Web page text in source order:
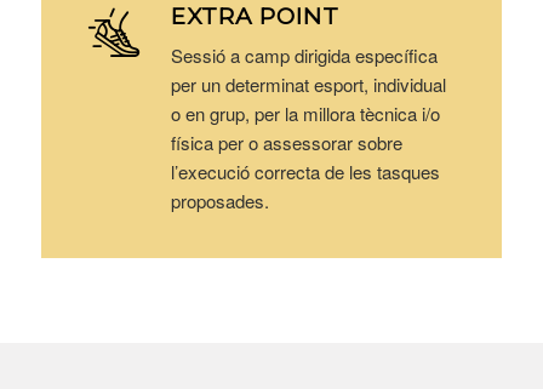
EXTRA POINT
Sessió a camp dirigida específica
per un determinat esport, individual
o en grup, per la millora tècnica i/o
física per o assessorar sobre
l’execució correcta de les tasques
proposades.